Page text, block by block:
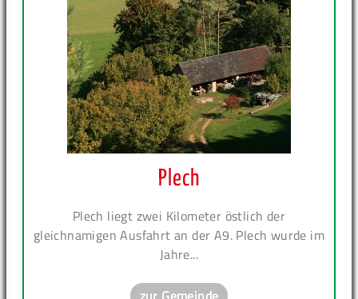
Plech
Plech liegt zwei Kilometer östlich der
gleichnamigen Ausfahrt an der A9. Plech wurde im
Jahre...